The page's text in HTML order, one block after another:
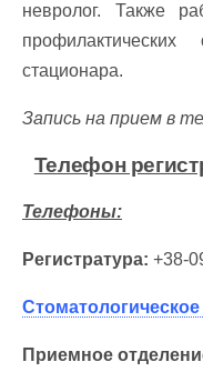
невролог. Также
стационара.
Запись на прием в
Телефон
Телефоны:
Регистратура: +38-
Приемное